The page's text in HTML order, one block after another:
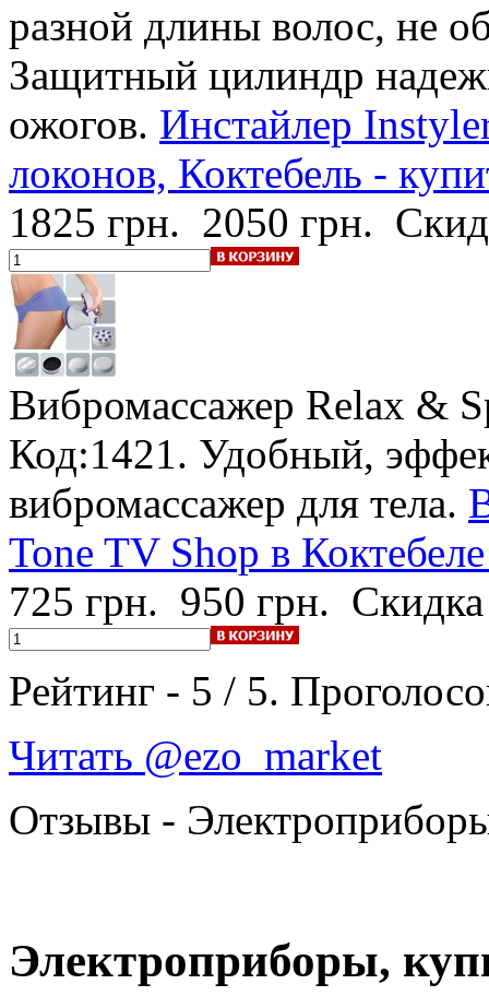
разной длины волос, не
Защитный цилиндр
ожогов. Инстайлер
локонов, Коктебель -
1825 грн. 2050 грн.
Вибромассажер Relax &
Код:1421. Удобный,
вибромассажер для тела.
Tone TV Shop в
725 грн. 950 грн.
Рейтинг - 5 / 5.
Читать @ezo_market
Отзывы -
Электроприборы,